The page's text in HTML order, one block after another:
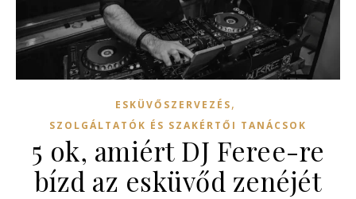
ESKÜVŐSZERVEZÉS,
SZOLGÁLTATÓK ÉS SZAKÉRTŐI TANÁCSOK
5 ok, amiért DJ Feree-re
bízd az esküvőd zenéjét